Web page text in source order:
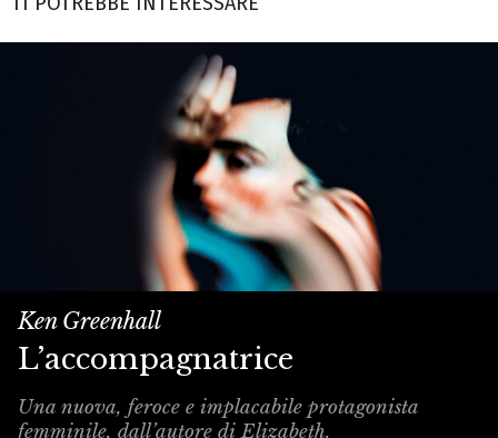
Ken Greenhall
L’accompagnatrice
Una nuova, feroce e implacabile protagonista
femminile, dall’autore di Elizabeth.